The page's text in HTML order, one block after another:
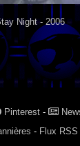
Night - 2006
Pinterest-
- Flux RSS